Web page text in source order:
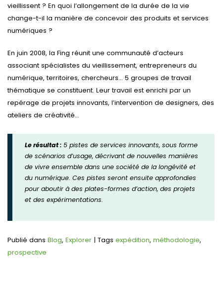
vieillissent ? En quoi l’allongement de la durée de la vie
change-t-il la manière de concevoir des produits et services
numériques ?
En juin 2008, la Fing réunit une communauté d’acteurs
associant spécialistes du vieillissement, entrepreneurs du
numérique, territoires, chercheurs… 5 groupes de travail
thématique se constituent. Leur travail est enrichi par un
repérage de projets innovants, l’intervention de designers, des
ateliers de créativité…
Le résultat :5 pistes de services innovants, sous forme
de scénarios d’usage, décrivant de nouvelles manières
de vivre ensemble dans une société de la longévité et
du numérique. Ces pistes seront ensuite approfondies
pour aboutir à des plates-formes d’action, des projets
et des expérimentations.
Publié dans Blog, Explorer | Tags expédition, méthodologie,
prospective